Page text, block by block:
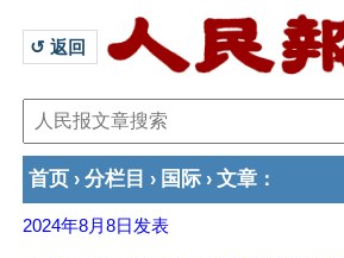
↺ 返回
首页 › 分栏目 › 国际 › 文章 ：
2024年8月8日 发表